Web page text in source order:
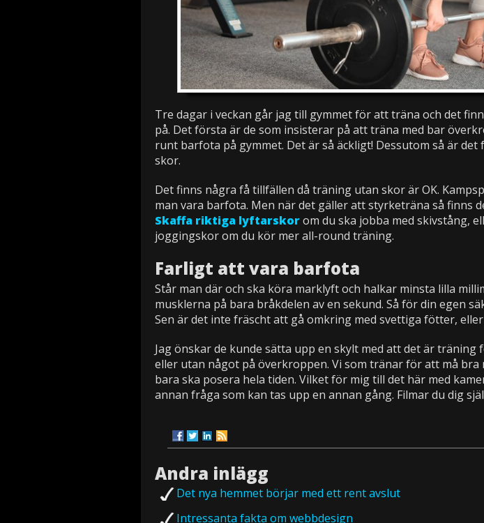
Tre dagar i veckan går jag till gymmet för att träna och det
på. Det första är de som insisterar på att träna med bar
runt barfota på gymmet. Det är så äckligt! Dessutom så är
skor.
Det finns några få tillfällen då träning utan skor är OK.
man vara barfota. Men när det gäller att styrketräna så finns
Skaffa riktiga lyftarskorom du ska jobba med skivstång,
joggingskor om du kör mer all-round träning.
Farligt att vara barfota
Står man där och ska köra marklyft och halkar minsta lilla
musklerna på bara bråkdelen av en sekund. Så för din egen
Sen är det inte fräscht att gå omkring med svettiga fötter,
Jag önskar de kunde sätta upp en skylt med att det är
eller utan något på överkroppen. Vi som tränar för att må bra
bara ska posera hela tiden. Vilket för mig till det här med
annan fråga som kan tas upp en annan gång. Filmar du dig
Andra inlägg
Det nya hemmet börjar med ett rent avslut
Intressanta fakta om webbdesign